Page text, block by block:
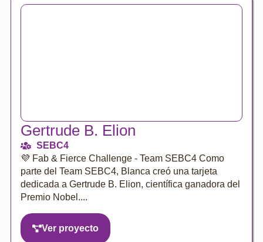
Gertrude B. Elion
SEBC4
💜 Fab & Fierce Challenge - Team SEBC4 Como
parte del Team SEBC4, Blanca creó una tarjeta
dedicada a Gertrude B. Elion, científica ganadora del
Premio Nobel....
Ver proyecto